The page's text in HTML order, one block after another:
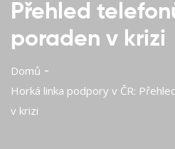
Přehled
poraden v krizi
Domů
Horká linka podpory v ČR:
v krizi